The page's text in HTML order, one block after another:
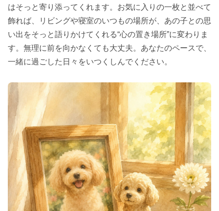
はそっと寄り添ってくれます。お気に入りの一枚と並べて
飾れば、リビングや寝室のいつもの場所が、あの子との思
い出をそっと語りかけてくれる“心の置き場所”に変わりま
す。無理に前を向かなくても大丈夫。あなたのペースで、
一緒に過ごした日々をいつくしんでください。